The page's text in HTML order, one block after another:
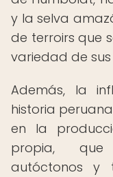
y la selva
de terroirs que
variedad de sus
Además, la
historia
en la
propia, que
autóctonos y